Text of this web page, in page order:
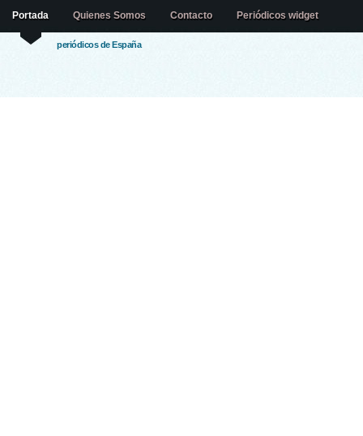
periódicos de España
Portada Quienes Somos Contacto Periódicos widget